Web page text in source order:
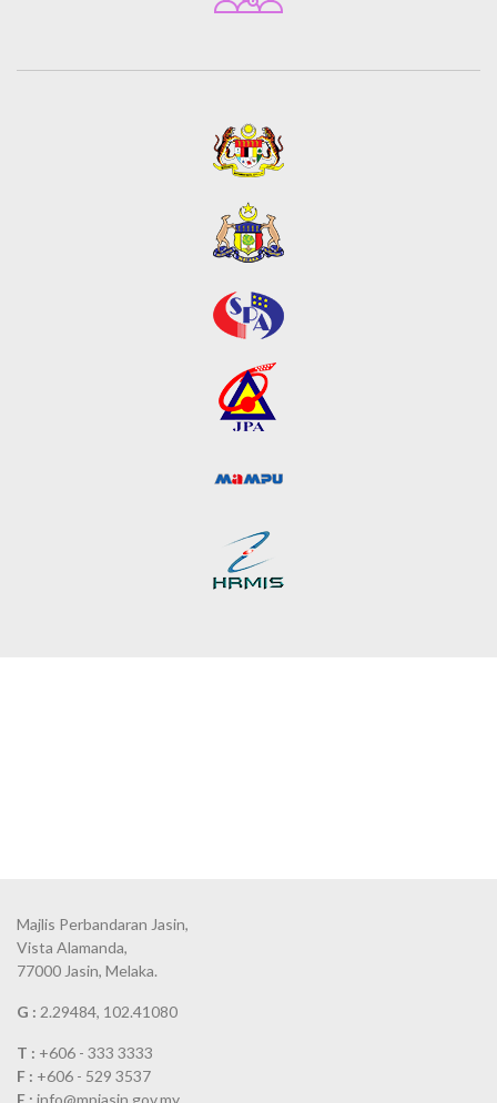
Majlis Perbandaran Jasin,
Vista Alamanda,
77000 Jasin, Melaka.
G : 2.29484, 102.41080
T : +606 - 333 3333
F : +606 - 529 3537
E : info@mpjasin.gov.my